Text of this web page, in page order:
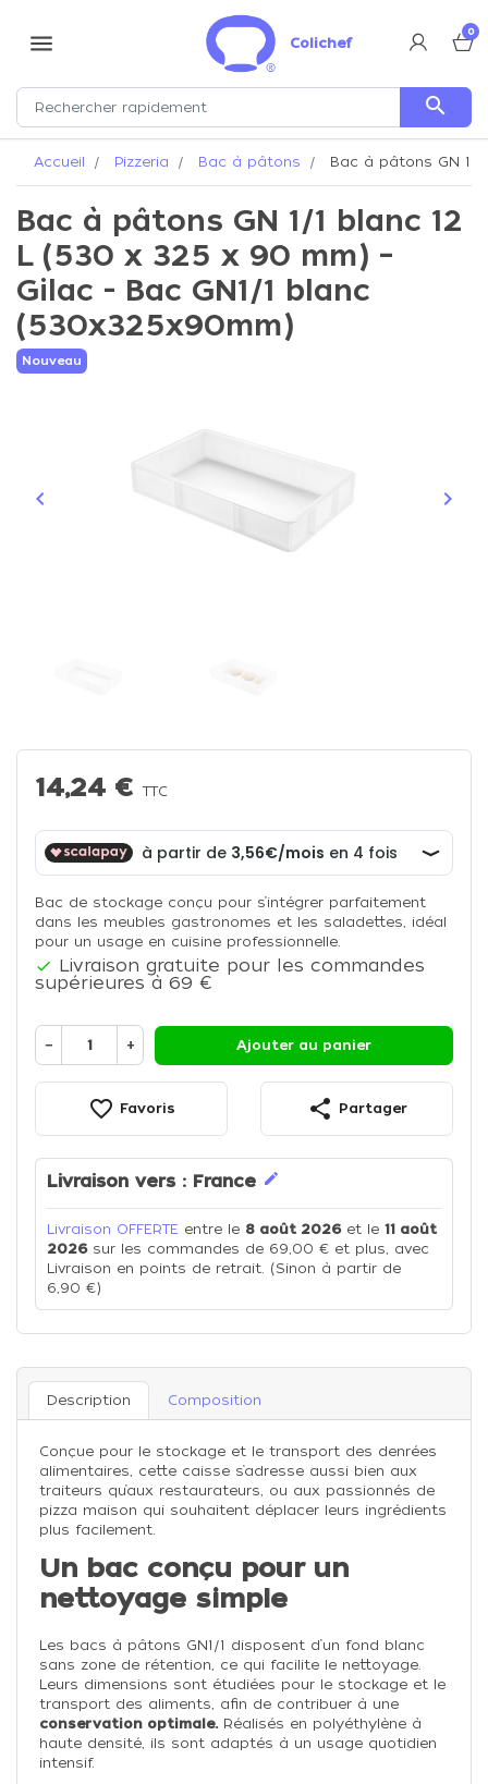
menu Colichef
0
search
Accueil Pizzeria Bac à pâtons Bac à pâtons GN 1/
Bac à pâtons GN 1/1 blanc 12
L (530 x 325 x 90 mm) –
Gilac - Bac GN1/1 blanc
(530x325x90mm)
Nouveau
Précédent
keyboard_arrow_left keyboard_arrow_right
14,24 €TTC
Bac de stockage conçu pour s’intégrer parfaitement
dans les meubles gastronomes et les saladettes, idéal
pour un usage en cuisine professionnelle.
 Livraison gratuite pour les commandes
supérieures à 69 €
− + Ajouter au panier
favorite_border Favoris share Partager
Livraison vers : France edit
Livraison OFFERTE entre le 8 août 2026et le 11 août
2026sur les commandes de 69,00 € et plus, avec
Livraison en points de retrait. (Sinon à partir de
6,90 €)
Description Composition
Conçue pour le stockage et le transport des denrées
alimentaires, cette caisse s’adresse aussi bien aux
traiteurs qu’aux restaurateurs, ou aux passionnés de
pizza maison qui souhaitent déplacer leurs ingrédients
plus facilement.
Un bac conçu pour un
nettoyage simple
Les bacs à pâtons GN1/1 disposent d’un fond blanc
sans zone de rétention, ce qui facilite le nettoyage.
Leurs dimensions sont étudiées pour le stockage et le
transport des aliments, afin de contribuer à une
conservation optimale. Réalisés en polyéthylène à
haute densité, ils sont adaptés à un usage quotidien
intensif.